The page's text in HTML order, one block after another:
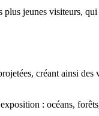
jeunes visiteurs,
créant ainsi des
: océans,